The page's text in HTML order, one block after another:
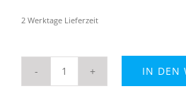
2 Werktage Lieferzeit
IN DEN